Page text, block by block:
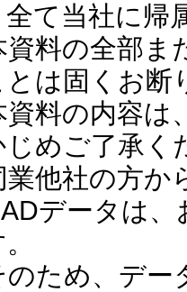
全て当社に帰
資料の全部ま
とは固くお断
資料の内容は
じめご了承く
業他社の方か
データは
ため、デー